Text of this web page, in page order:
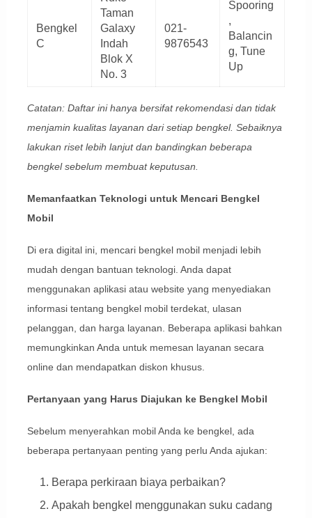
Bengkel
C
Taman
Galaxy
Indah
Blok X
No. 3
021-
9876543
Spooring
,
Balancin
g, Tune
Up
Catatan: Daftar ini hanya bersifat rekomendasi dan tidak
menjamin kualitas layanan dari setiap bengkel. Sebaiknya
lakukan riset lebih lanjut dan bandingkan beberapa
bengkel sebelum membuat keputusan.
Memanfaatkan Teknologi untuk Mencari Bengkel
Mobil
Di era digital ini, mencari bengkel mobil menjadi lebih
mudah dengan bantuan teknologi. Anda dapat
menggunakan aplikasi atau website yang menyediakan
informasi tentang bengkel mobil terdekat, ulasan
pelanggan, dan harga layanan. Beberapa aplikasi bahkan
memungkinkan Anda untuk memesan layanan secara
online dan mendapatkan diskon khusus.
Pertanyaan yang Harus Diajukan ke Bengkel Mobil
Sebelum menyerahkan mobil Anda ke bengkel, ada
beberapa pertanyaan penting yang perlu Anda ajukan:
Berapa perkiraan biaya perbaikan?
Apakah bengkel menggunakan suku cadang